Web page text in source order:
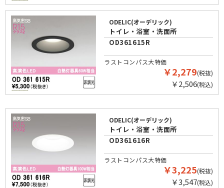
ODELIC(オーデリック)
トイレ・浴室・洗面所
OD361615R
ラストコンパス大特価
￥2,279(税抜)
￥2,506(税込)
ODELIC(オーデリック)
トイレ・浴室・洗面所
OD361616R
ラストコンパス大特価
￥3,225(税抜)
￥3,547(税込)